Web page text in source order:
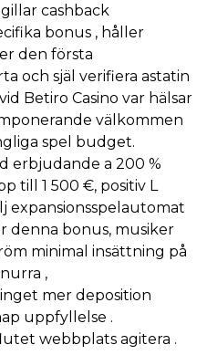
cashback
bonus , håller
den första
och själ verifiera astatin
Betiro Casino var hälsar
välkommen
spel budget.
erbjudande a 200 %
till 1 500 €, positiv L
expansionsspelautomat
denna bonus, musiker
minimal insättning på
,
mer deposition
uppfyllelse .
webbplats agitera .